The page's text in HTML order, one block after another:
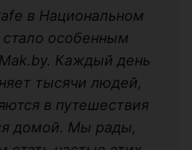
в Национальном
особенным
Каждый день
тысячи людей,
в путешествия
домой. Мы рады,